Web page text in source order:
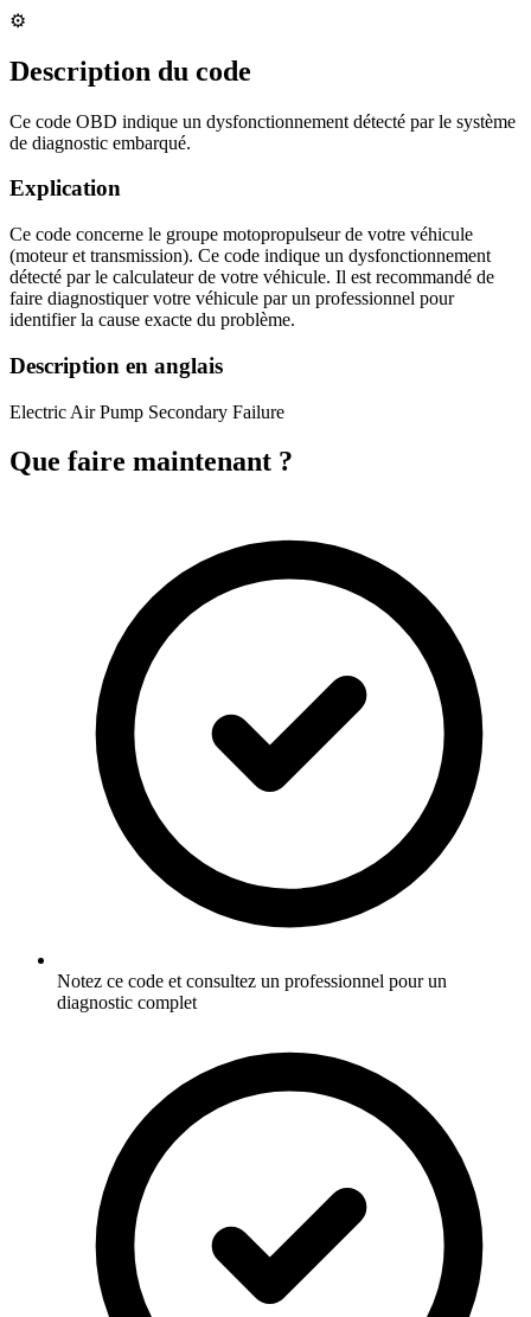
⚙️
Description du code
Ce code OBD indique un dysfonctionnement détecté par le système
de diagnostic embarqué.
Explication
Ce code concerne le groupe motopropulseur de votre véhicule
(moteur et transmission). Ce code indique un dysfonctionnement
détecté par le calculateur de votre véhicule. Il est recommandé de
faire diagnostiquer votre véhicule par un professionnel pour
identifier la cause exacte du problème.
Description en anglais
Electric Air Pump Secondary Failure
Que faire maintenant ?
Notez ce code et consultez un professionnel pour un
diagnostic complet